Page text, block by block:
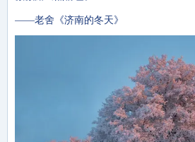
——老舍《济南的冬天》